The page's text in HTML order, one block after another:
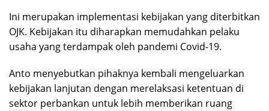
Ini merupakan implementasi kebijakan yang diterbitkan
OJK. Kebijakan itu diharapkan memudahkan pelaku
usaha yang terdampak oleh pandemi Covid-19.
Anto menyebutkan pihaknya kembali mengeluarkan
kebijakan lanjutan dengan merelaksasi ketentuan di
sektor perbankan untuk lebih memberikan ruang